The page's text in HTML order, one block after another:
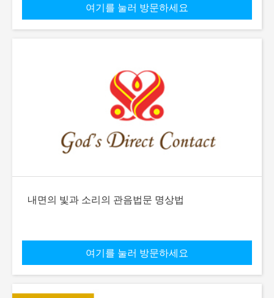
여기를 눌러 방문하세요
내면의 빛과 소리의 관음법문 명상법
여기를 눌러 방문하세요